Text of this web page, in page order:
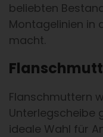
beliebten
Montagelinien in
macht.
Flanschmuttern
Unterlegscheibe
ideale Wahl für